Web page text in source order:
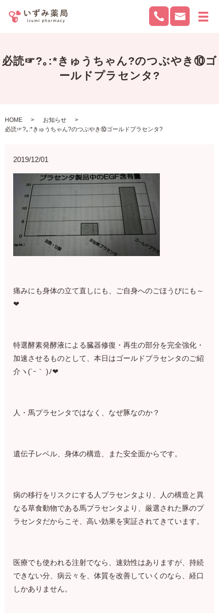
メ
必読☞?｡:*きゅうちゃん?のつぶやき⑩ゴ
ールドプラセンタ?
HOME
お知らせ
必読☞?｡:*きゅうちゃん?のつぶやき⑩ゴールドプラセンタ?
2019/12/01
痛みにも身体の立て直しにも、ご自身へのごほうびにも～
❤
特選酵素発酵液による臓器修復・再生の部分を完全強化・
加速させるものとして、本日はゴールドプラセンタのご紹
介ヽ(´ｰ｀ )ﾉ❤
人・馬プラセンタではなく、なぜ豚なのか？
遺伝子レベル、身体の構造、また安全面からです。
病の移行をリスクにする人プラセンタより、人の構造と異
なる草食動物である馬プラセンタより、厳選された豚のプ
ラセンタだからこそ、高い効果を実証されてきています。
医療でも使われる注射でなら、速効性はありますが、持続
できない分、病云々を、体質を改善していくのなら、経口
しかありません。